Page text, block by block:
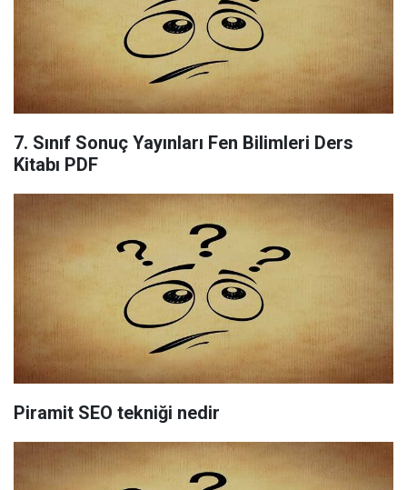
7. Sınıf Sonuç Yayınları Fen Bilimleri Ders
Kitabı PDF
Piramit SEO tekniği nedir